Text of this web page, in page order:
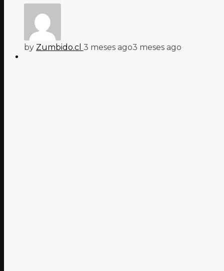
by Zumbido.cl 3 meses ago3 meses ago